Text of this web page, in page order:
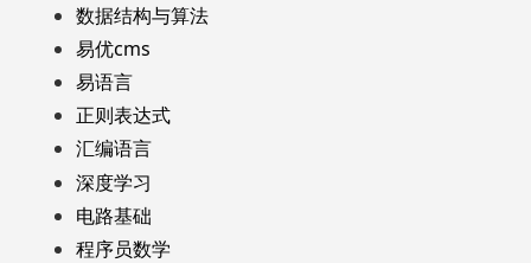
数据结构与算法
易优cms
易语言
正则表达式
汇编语言
深度学习
电路基础
程序员数学